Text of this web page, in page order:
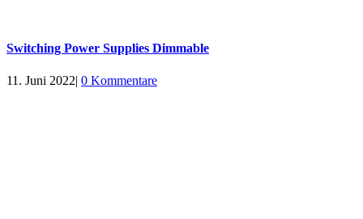
Switching Power Supplies Dimmable
11. Juni 2022| 0 Kommentare